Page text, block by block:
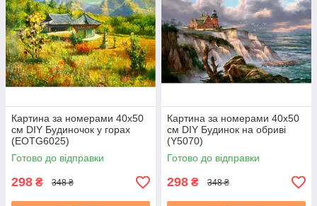
Картина за номерами 40х50
см DIY Будиночок у горах
(EOTG6025)
Готово до відправки
298 ₴ 348 ₴
Картина за номерами 40х50
см DIY Будинок на обриві
(Y5070)
Готово до відправки
298 ₴ 348 ₴